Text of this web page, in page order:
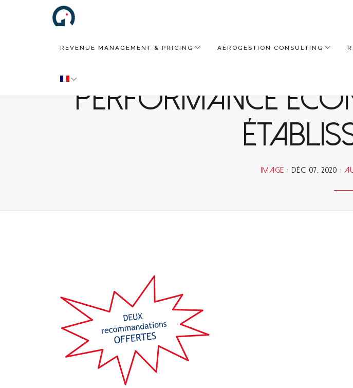
REVENUE MANAGEMENT & PRICING AÉROGESTION CONSULTING
performance
IMAGE DÉC 07, 2020